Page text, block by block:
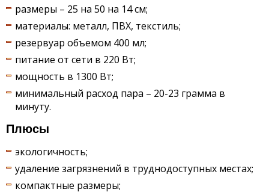
размеры – 25 на 50 на 14 см;
материалы: металл, ПВХ, текстиль;
резервуар объемом 400 мл;
питание от сети в 220 Вт;
мощность в 1300 Вт;
минимальный расход пара – 20-23 грамма в
минуту.
Плюсы
экологичность;
удаление загрязнений в труднодоступных местах;
компактные размеры;